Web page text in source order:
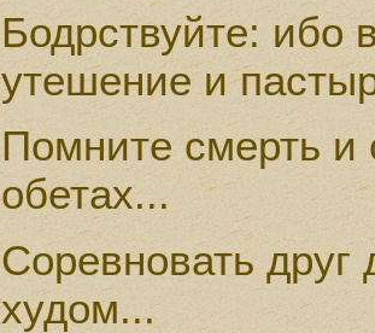
Бодрствуйте: ибо
утешение и
Помните смерть и
обетах...
Соревновать друг
худом...